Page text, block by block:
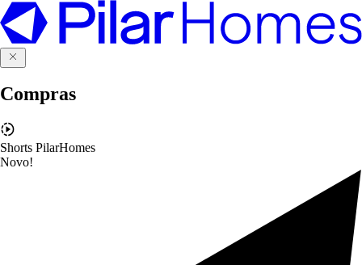
Compras
Shorts PilarHomes
Novo!